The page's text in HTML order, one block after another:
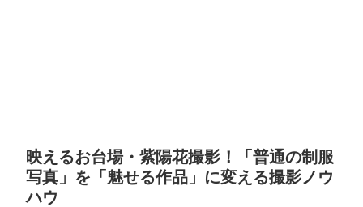
映えるお台場・紫陽花撮影！「普通の制服
写真」を「魅せる作品」に変える撮影ノウ
ハウ